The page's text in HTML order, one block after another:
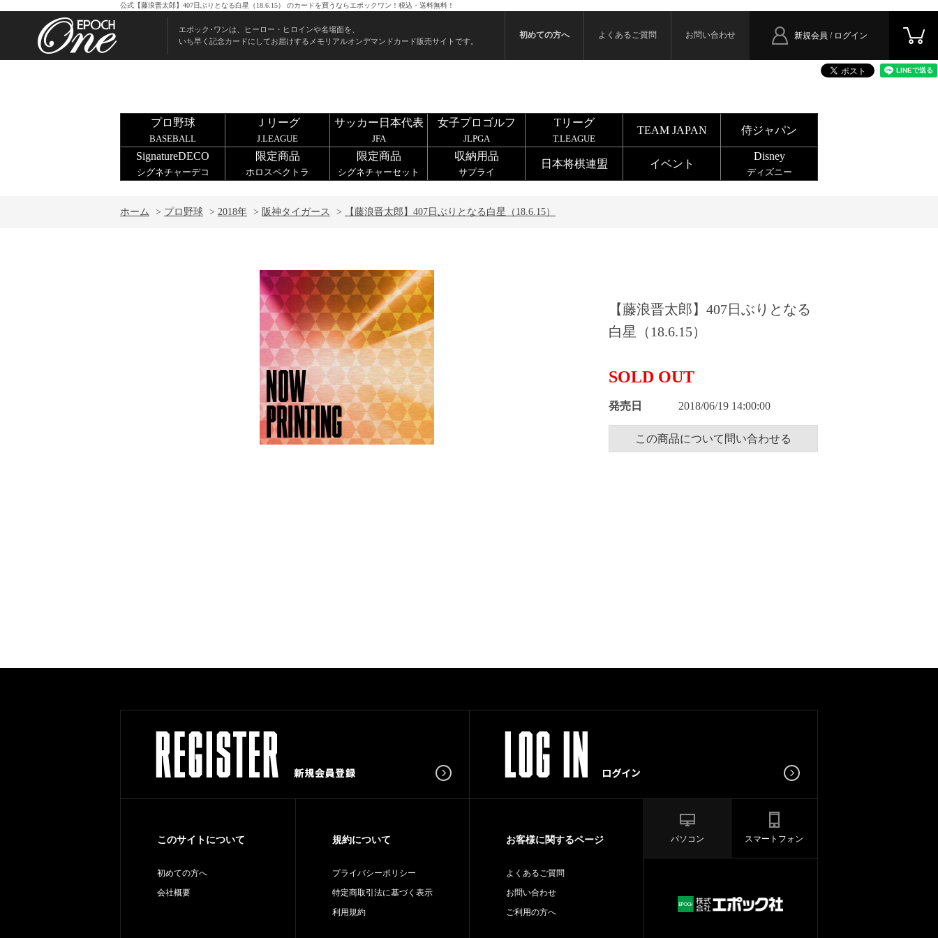
公式【藤浪晋太郎】407日ぶりとなる白星（18.6.15） のカードを買うならエポックワン！税込・送料無料！
エポック･ワンは、ヒーロー・ヒロインや名場面を、
いち早く記念カードにしてお届けするメモリアルオンデマンドカード販売サイトです。
新規会員 / ログイン
初めての方へ よくあるご質問 お問い合わせ
プロ野球
BASEBALL
Ｊリーグ
J.LEAGUE
サッカー日本代表
JFA
女子プロゴルフ
JLPGA
Tリーグ
T.LEAGUE
TEAM JAPAN 侍ジャパン
SignatureDECO
シグネチャーデコ
限定商品
ホロスペクトラ
限定商品
シグネチャーセット
収納用品
サプライ
日本将棋連盟 イベント
Disney
ディズニー
ホーム > プロ野球 > 2018年 > 阪神タイガース > 【藤浪晋太郎】407日ぶりとなる白星（18.6.15）
【藤浪晋太郎】407日ぶりとなる
白星（18.6.15）
SOLD OUT
発売日 2018/06/19 14:00:00
この商品について問い合わせる
このサイトについて
初めての方へ
会社概要
規約について
プライバシーポリシー
特定商取引法に基づく表示
利用規約
お客様に関するページ
よくあるご質問
お問い合わせ
ご利用の方へ
パソコン スマートフォン